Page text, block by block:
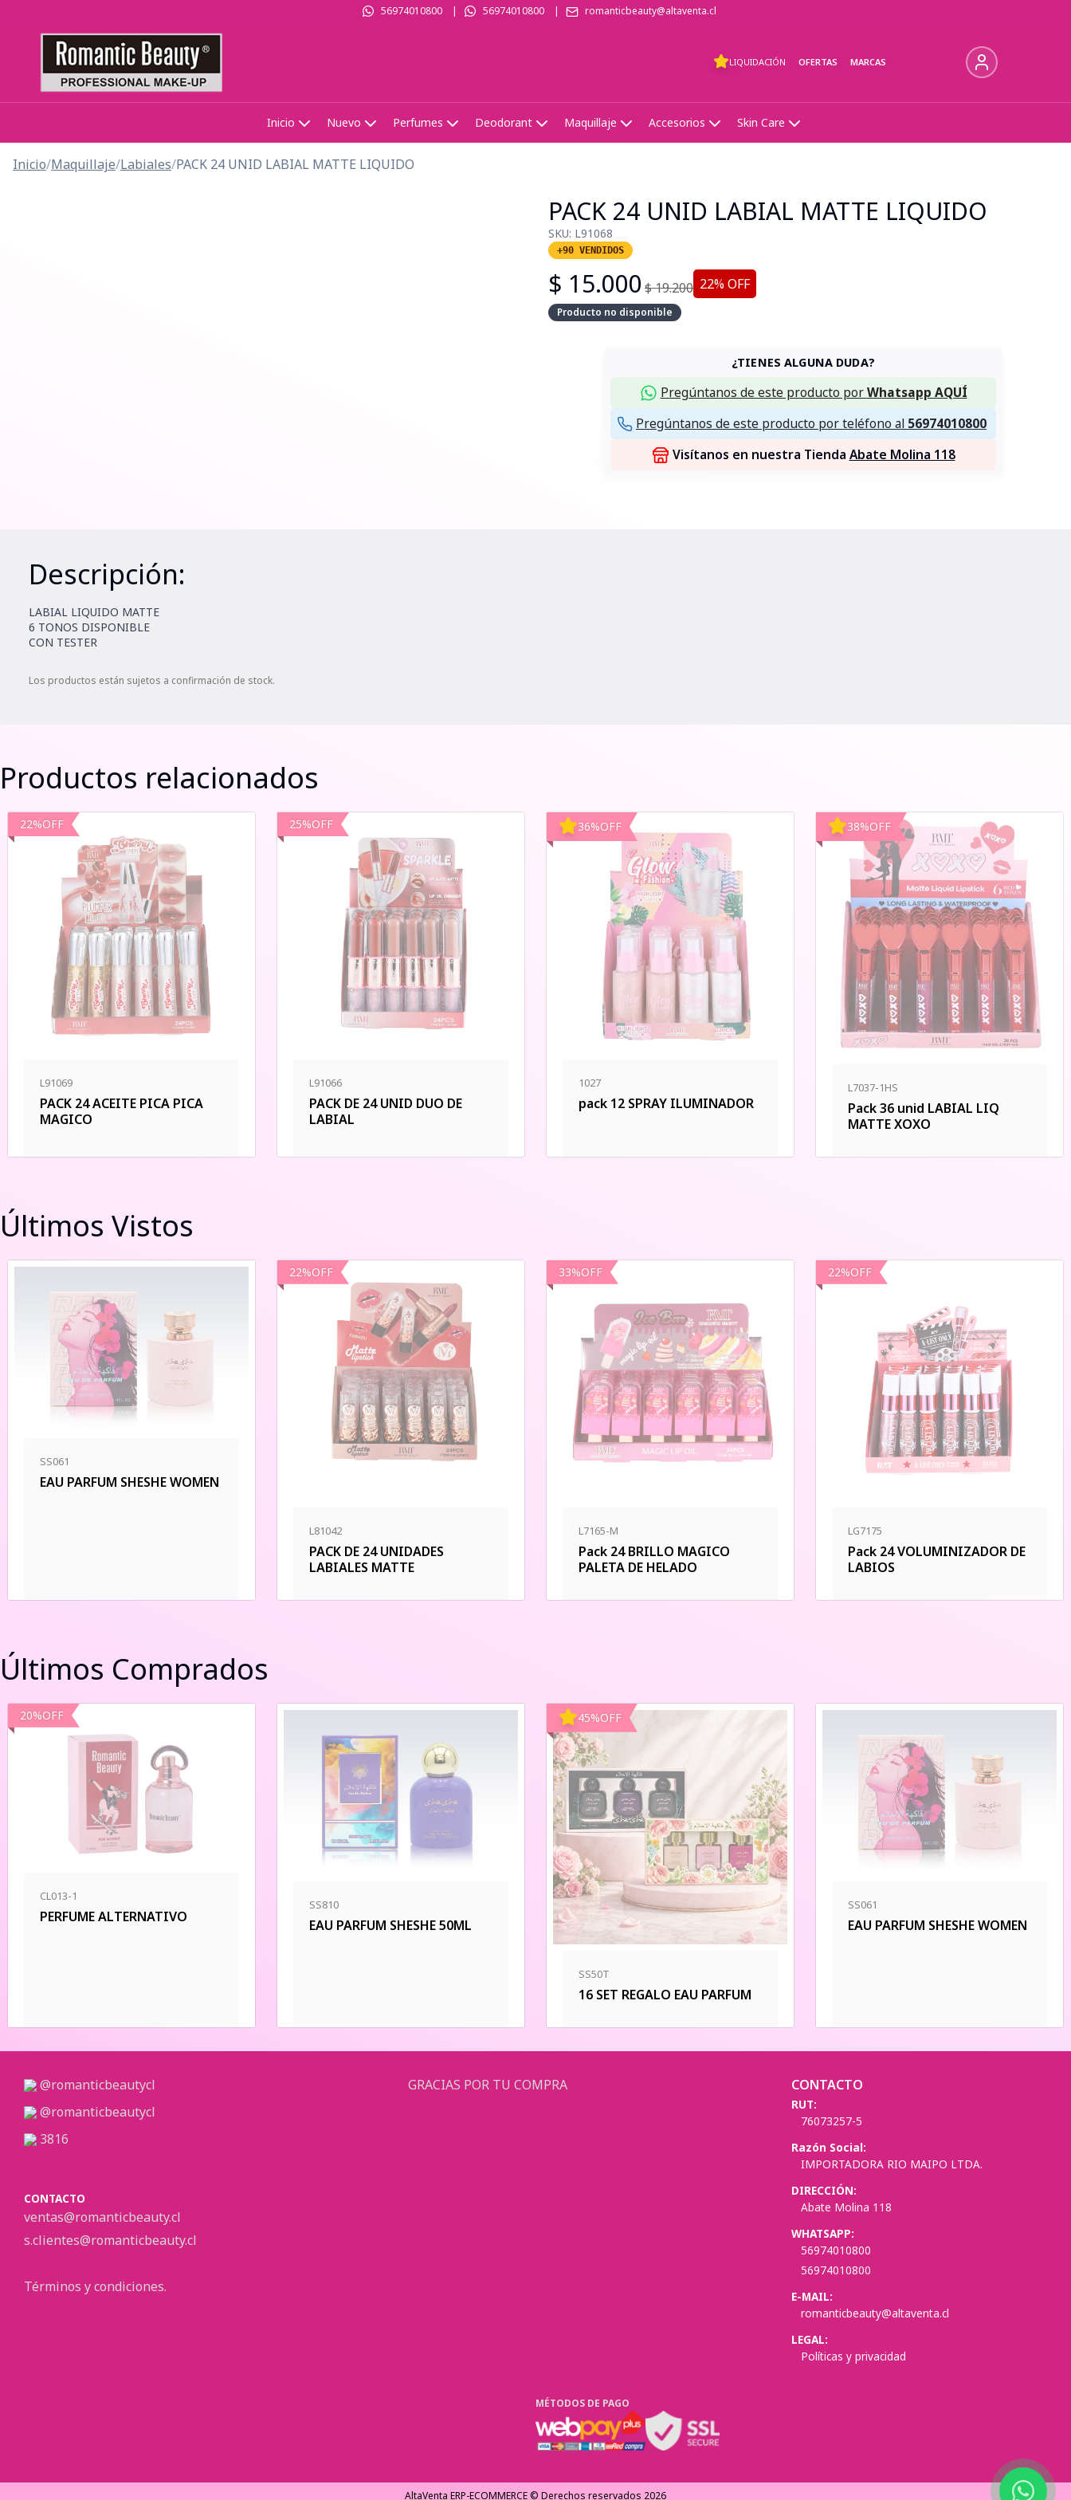
56974010800| 56974010800| romanticbeauty@altaventa.cl
LIQUIDACIÓN OFERTAS MARCAS
Inicio Nuevo Perfumes Deodorant Maquillaje Accesorios Skin Care
Inicio/Maquillaje/Labiales/PACK 24 UNID LABIAL MATTE LIQUIDO
PACK 24 UNID LABIAL MATTE LIQUIDO
SKU: L91068
+90 VENDIDOS
$ 15.000 $19.200 22% OFF
Producto no disponible
¿TIENES ALGUNA DUDA?
Pregúntanos de este producto porWhatsapp AQUÍ
Pregúntanos de este producto por teléfono al 56974010800
Visítanos en nuestra Tienda Abate Molina 118
Descripción:
LABIAL LIQUIDO MATTE
6 TONOS DISPONIBLE
CON TESTER
Los productos están sujetos a confirmación de stock.
Productos relacionados
22%OFF
L91069
PACK 24 ACEITE PICA PICA
MAGICO
25%OFF
L91066
PACK DE 24 UNID DUO DE
LABIAL
36%OFF
1027
pack 12 SPRAY ILUMINADOR
38%OFF
L7037-1HS
Pack 36 unid LABIAL LIQ
MATTE XOXO
Últimos Vistos
SS061
EAU PARFUM SHESHE WOMEN
22%OFF
L81042
PACK DE 24 UNIDADES
LABIALES MATTE
33%OFF
L7165-M
Pack 24 BRILLO MAGICO
PALETA DE HELADO
22%OFF
LG7175
Pack 24 VOLUMINIZADOR DE
LABIOS
Últimos Comprados
20%OFF
CL013-1
PERFUME ALTERNATIVO
SS810
EAU PARFUM SHESHE 50ML
45%OFF
SS50T
16 SET REGALO EAU PARFUM
SS061
EAU PARFUM SHESHE WOMEN
@romanticbeautycl
@romanticbeautycl
3816
CONTACTO
ventas@romanticbeauty.cl
s.clientes@romanticbeauty.cl
Términos y condiciones.
GRACIAS POR TU COMPRA CONTACTO
RUT:
76073257-5
Razón Social:
IMPORTADORA RIO MAIPO LTDA.
DIRECCIÓN:
Abate Molina 118
WHATSAPP:
56974010800
56974010800
E-MAIL:
romanticbeauty@altaventa.cl
LEGAL:
Políticas y privacidad
MÉTODOS DE PAGO
AltaVenta ERP-ECOMMERCE © Derechos reservados 2026